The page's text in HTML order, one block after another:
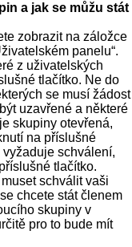
a jak se můžu stát
zobrazit na záložce
panelu“.
z uživatelských
tlačítko. Ne do
se musí žádost
uzavřené a některé
skupiny otevřená,
na příslušné
schválení,
tlačítko.
schválit vaši
chcete stát členem
skupiny v
pro to bude mít